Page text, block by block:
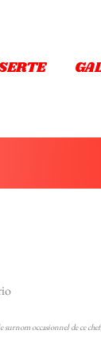
occasionnel de ce